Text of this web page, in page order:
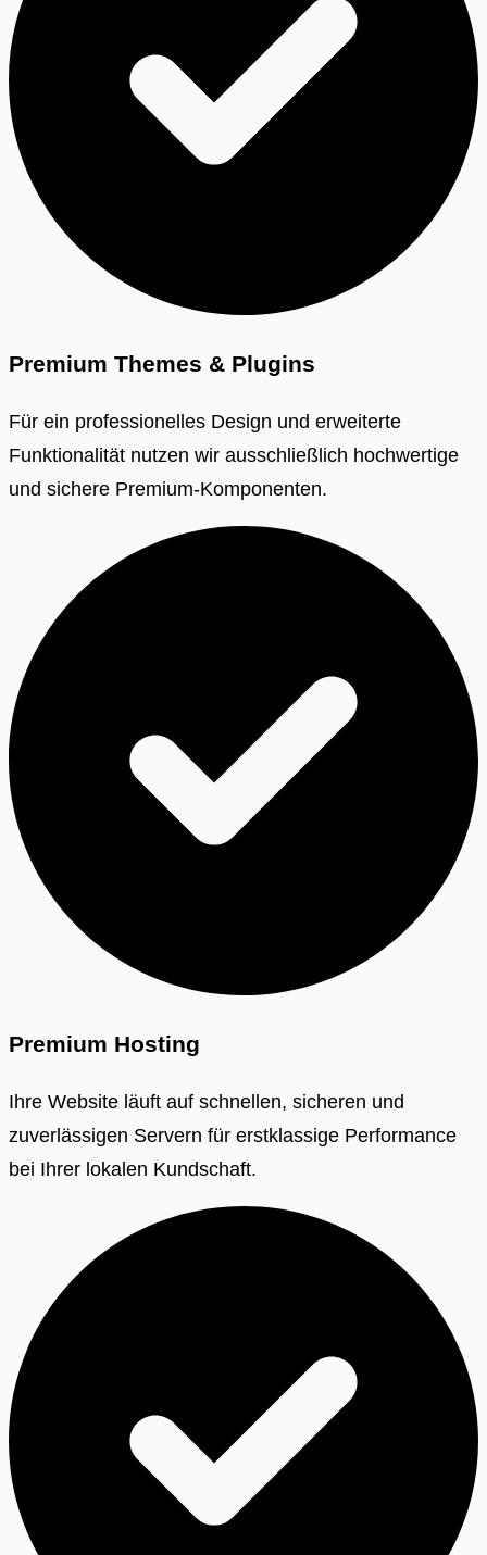
Premium Themes & Plugins
Für ein professionelles Design und erweiterte
Funktionalität nutzen wir ausschließlich hochwertige
und sichere Premium-Komponenten.
Premium Hosting
Ihre Website läuft auf schnellen, sicheren und
zuverlässigen Servern für erstklassige Performance
bei Ihrer lokalen Kundschaft.